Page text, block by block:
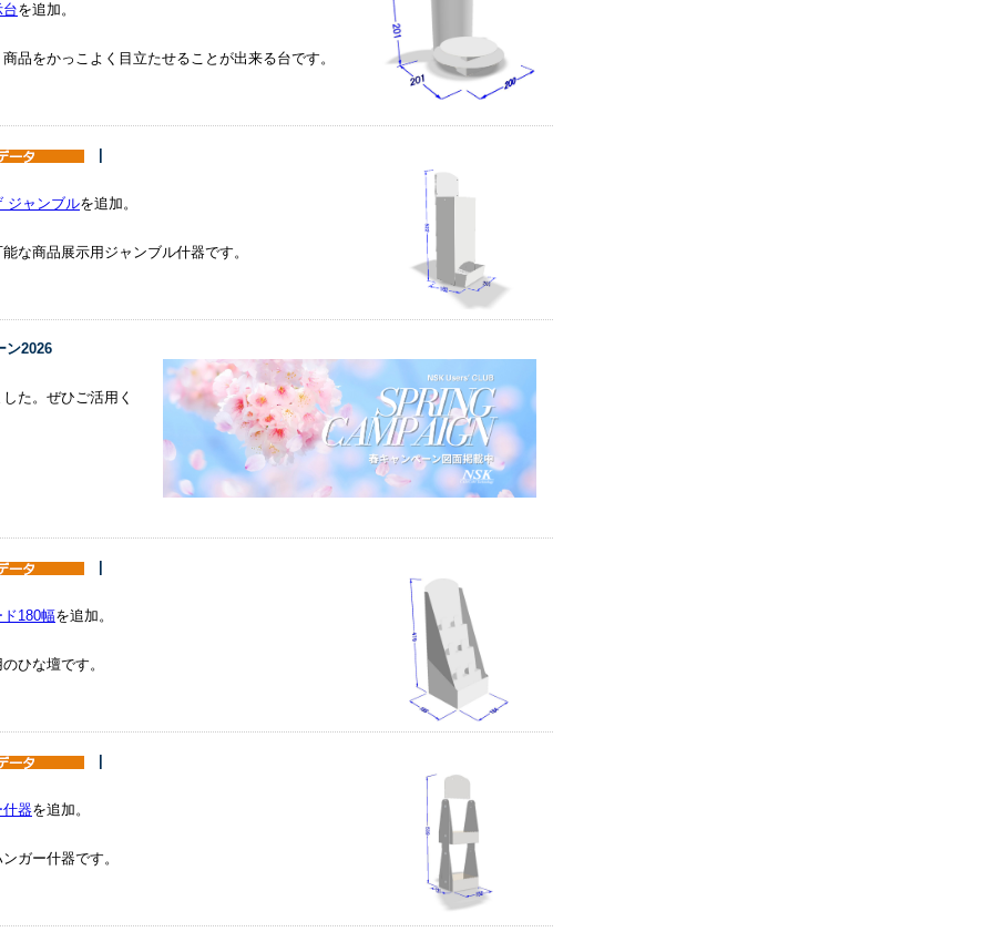
を追加。
品をかっこよく目立たせることが出来る台です。
ジャンブルを追加。
な商品展示用ジャンブル什器です。
ン2026
た。ぜひご活用く
180幅を追加。
ひな壇です。
什器を追加。
ガー什器です。